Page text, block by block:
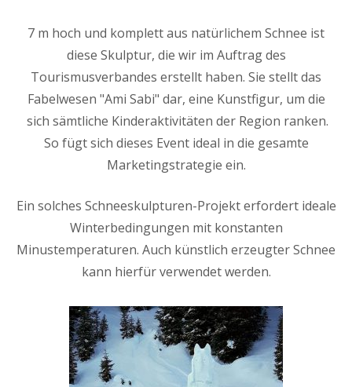
7 m hoch und komplett aus natürlichem Schnee ist
diese Skulptur, die wir im Auftrag des
Tourismusverbandes erstellt haben. Sie stellt das
Fabelwesen "Ami Sabi" dar, eine Kunstfigur, um die
sich sämtliche Kinderaktivitäten der Region ranken.
So fügt sich dieses Event ideal in die gesamte
Marketingstrategie ein.
Ein solches Schneeskulpturen-Projekt erfordert ideale
Winterbedingungen mit konstanten
Minustemperaturen. Auch künstlich erzeugter Schnee
kann hierfür verwendet werden.